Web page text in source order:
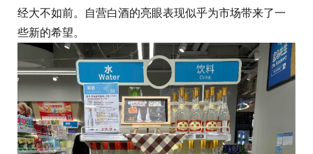
经大不如前。自营白酒的亮眼表现似乎为市场带来了一
些新的希望。